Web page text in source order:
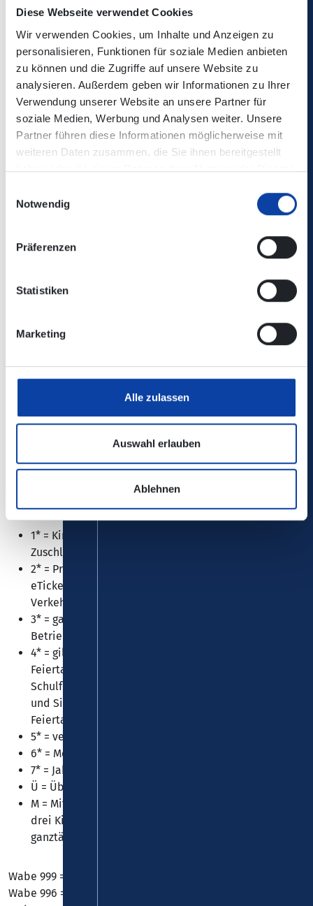
Diese Webseite verwendet Cookies
Wir verwenden Cookies, um Inhalte und Anzeigen zu
personalisieren, Funktionen für soziale Medien anbieten
zu können und die Zugriffe auf unsere Website zu
analysieren. Außerdem geben wir Informationen zu Ihrer
Verwendung unserer Website an unsere Partner für
soziale Medien, Werbung und Analysen weiter. Unsere
Partner führen diese Informationen möglicherweise mit
weiteren Daten zusammen, die Sie ihnen bereitgestellt
haben oder die sie im Rahmen Ihrer Nutzung der Dienste
Notwendig
Präferenzen
Statistiken
Marketing
Alle zulassen
Auswahl erlauben
Ablehnen
Schülermonatskarte im
€
Schüler-Plus-Ticket
€
116,00
4* 7*
60-Plus-Tickets
60-Plus-Ticket
€
6*
60-Plus-Ticket im Abo 6* M
Zuschläge (nur im Schienenverkehr erhältlich)
1. Klasse Zuschlag
1. Klasse Zuschlag (9-
Uhr-)Monatskarte im
Abo
43,20
1* = Kinder zwischen 6 und einschl. 14 Jahren /
Zuschlagkarte 1.Klasse
2* = Preise gelten ebenfalls für den Einzelfahrschein
eTicket (nur bei der koveb Koblenzer
Verkehrsbetriebe GmbH)
3* = ganztägig für bis zu 5 Personen bis
Betriebsschluss gültig
4* = gilt Mo.– Fr. ab 14 Uhr, an Samstagen, Sonn- und
Feiertagen sowie in den rheinland-pfälzischen
Schulferien ganztägig. (Rosenmontag, Heiligabend
und Silvester werden tariflich wie gesetzliche
Feiertage behandelt)
5* = verbundweit gültig, außer Stadtnetzkarten
6* = Monatsgebühr
7* = Jahresgebühr
Ü = Übertragbar
M = Mitnahmemöglichkeit für einen Erwachsenen und
drei Kinder, Mo - Fr ab 18 Uhr, am Wochenende
ganztägig
Wabe 999 = Fährnutzung St. Goar / St. Goarshausen
Wabe 996 = Fährnutzung Boppard / Filsen